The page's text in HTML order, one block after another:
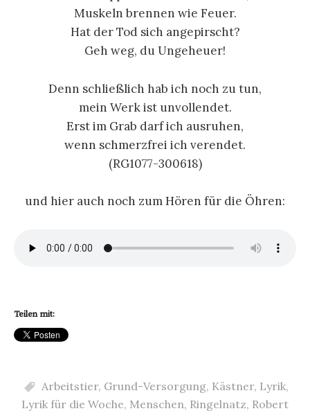
Muskeln brennen wie Feuer.
Hat der Tod sich angepirscht?
Geh weg, du Ungeheuer!
Denn schließlich hab ich noch zu tun,
mein Werk ist unvollendet.
Erst im Grab darf ich ausruhen,
wenn schmerzfrei ich verendet.
(RG1077-300618)
und hier auch noch zum Hören für die Öhren:
Teilen mit:
Arbeitstier, Grund-Versorgung, Kästner, Lyrik,
Lyrik für die Woche, Menschen, Ringelnatz, Robert